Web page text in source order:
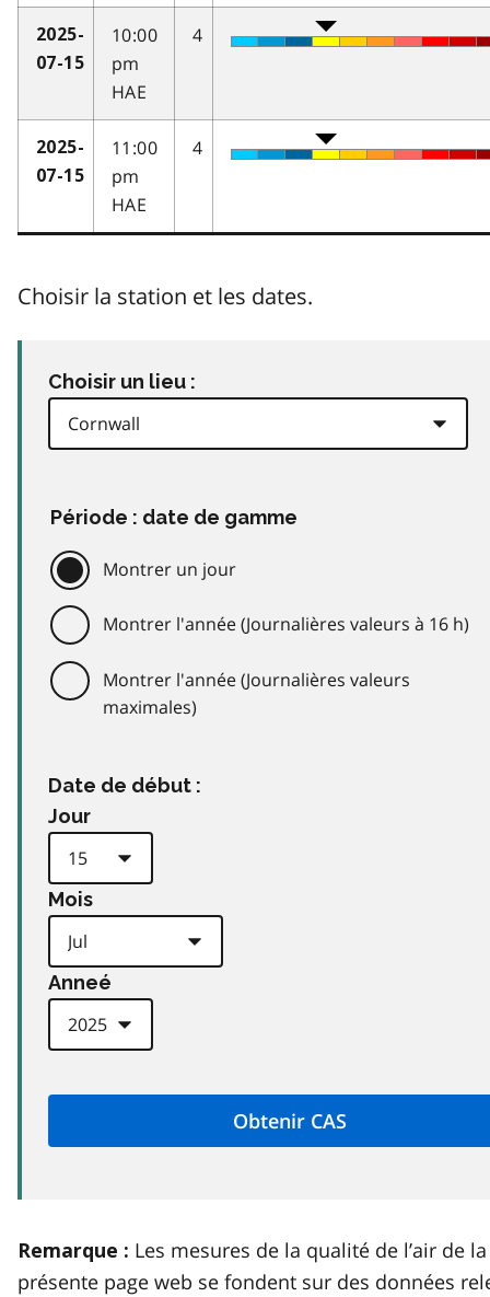
2025-
07-15
10:00
pm
HAE
4
2025-
07-15
11:00
pm
HAE
4
Choisir la station et les dates.
Choisir un lieu :
Période : date de gamme
Montrer un jour
Montrer l'année (Journalières valeurs à 16 h)
Montrer l'année (Journalières valeurs
maximales)
Date de début :
Jour
Mois
Anneé
Remarque : Les mesures de la qualité de l’air de la
présente page web se fondent sur des données